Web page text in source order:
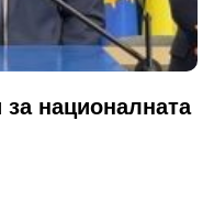
националната